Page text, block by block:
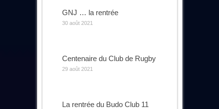
GNJ … la rentrée
30 août 2021
Centenaire du Club de Rugby
29 août 2021
La rentrée du Budo Club 11